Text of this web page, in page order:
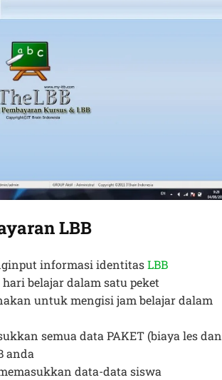
LBB
informasi identitasLBB
belajar dalam satu peket
untuk mengisi jam belajar dalam
semua data PAKET (biaya les dan
anda
data-data siswa